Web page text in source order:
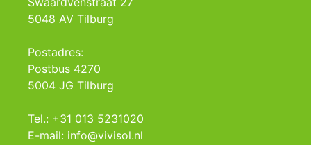
5048 AV Tilburg
Postadres:
Postbus 4270
5004 JG Tilburg
Tel.: +31 013 5231020
E-mail: info@vivisol.nl